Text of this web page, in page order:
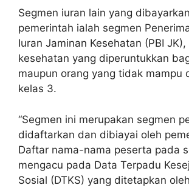
Segmen iuran lain yang
pemerintah ialah segmen
Iuran Jaminan Kesehatan (PBI
kesehatan yang diperuntukkan
maupun orang yang tidak mampu
kelas 3.
“Segmen ini merupakan segmen
didaftarkan dan dibiayai oleh
Daftar nama-nama peserta pada
mengacu pada Data Terpadu
Sosial (DTKS) yang ditetapkan oleh